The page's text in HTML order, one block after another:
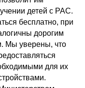
детей с РАС.
бесплатно, при
дорогим
Мы уверены, что
для их